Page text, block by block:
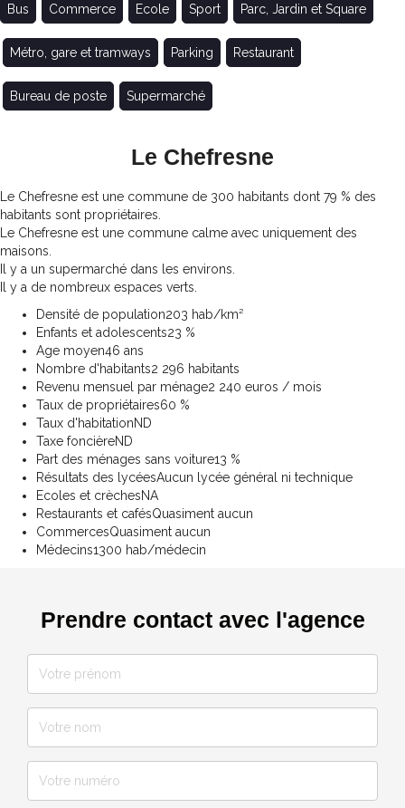
Bus Commerce Ecole Sport Parc, Jardin et Square
Métro, gare et tramways Parking Restaurant
Bureau de poste Supermarché
Le Chefresne
Le Chefresne est une commune de 300 habitants dont 79 % des
habitants sont propriétaires.
Le Chefresne est une commune calme avec uniquement des
maisons.
Il y a un supermarché dans les environs.
Il y a de nombreux espaces verts.
Densité de population203 hab/km²
Enfants et adolescents23 %
Age moyen46 ans
Nombre d'habitants2 296 habitants
Revenu mensuel par ménage2 240 euros / mois
Taux de propriétaires60 %
Taux d'habitationND
Taxe foncièreND
Part des ménages sans voiture13 %
Résultats des lycéesAucun lycée général ni technique
Ecoles et crèchesNA
Restaurants et cafésQuasiment aucun
CommercesQuasiment aucun
Médecins1300 hab/médecin
Prendre contact avec l'agence